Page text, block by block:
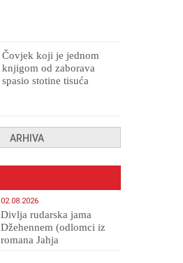
Čovjek koji je jednom
knjigom od zaborava
spasio stotine tisuća
ARHIVA
02.08.2026
Divlja rudarska jama
Džehennem (odlomci iz
romana Jahja